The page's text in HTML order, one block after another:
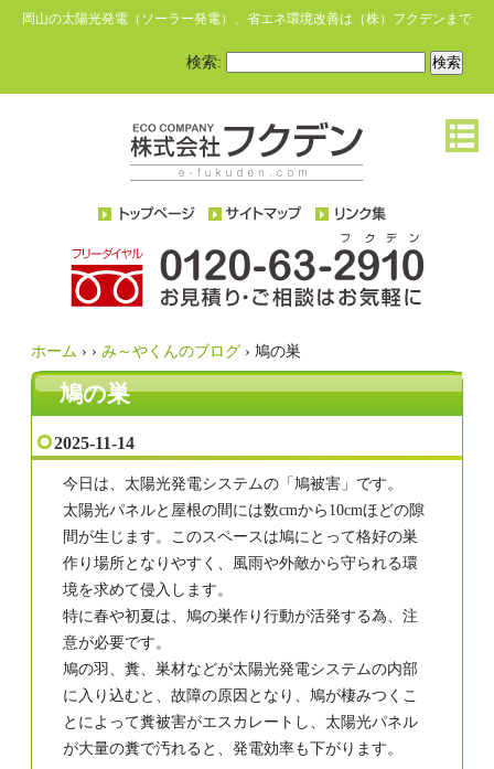
岡山の太陽光発電（ソーラー発電）、省エネ環境改善は（株）フクデンまで
検索:
ホーム › › み～やくんのブログ › 鳩の巣
鳩の巣
2025-11-14
今日は、太陽光発電システムの「鳩被害」です。
太陽光パネルと屋根の間には数cmから10cmほどの隙
間が生じます。このスペースは鳩にとって格好の巣
作り場所となりやすく、風雨や外敵から守られる環
境を求めて侵入します。
特に春や初夏は、鳩の巣作り行動が活発する為、注
意が必要です。
鳩の羽、糞、巣材などが太陽光発電システムの内部
に入り込むと、故障の原因となり、鳩が棲みつくこ
とによって糞被害がエスカレートし、太陽光パネル
が大量の糞で汚れると、発電効率も下がります。